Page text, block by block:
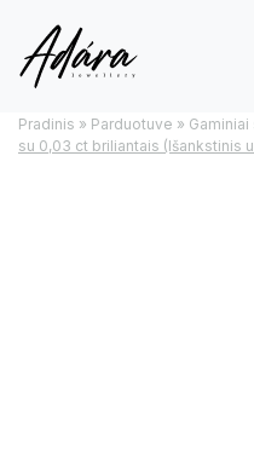
Pradinis » Parduotuve »
su 0,03 сt briliantais (Išankstinis